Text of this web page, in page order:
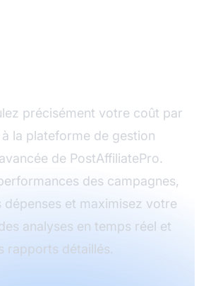
précisément votre coût par
la plateforme de gestion
de PostAffiliatePro.
des campagnes,
dépenses et maximisez votre
analyses en temps réel et
rapports détaillés.